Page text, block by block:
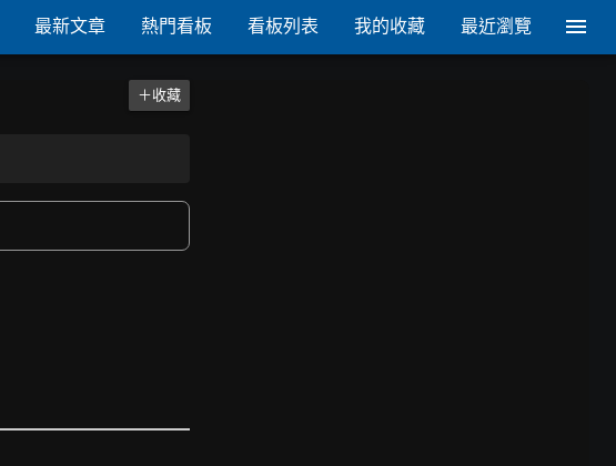
最新文章 熱門看板 看板列表 我的收藏 最近瀏覽
＋收藏